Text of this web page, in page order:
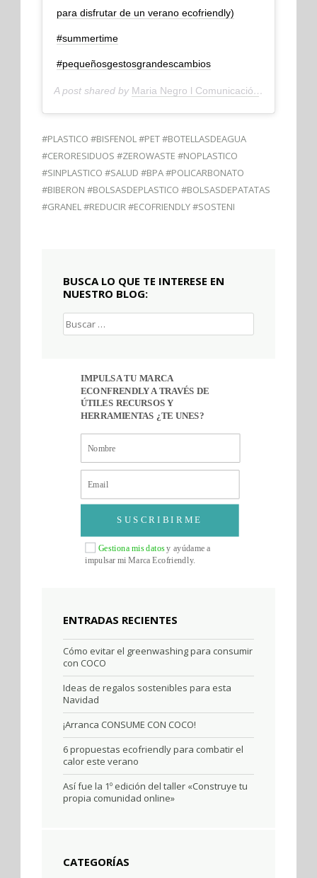
para disfrutar de un verano ecofriendly)
#summertime
#pequeñosgestosgrandescambios
A post shared by Maria Negro l Comunicación
#PLASTICO #BISFENOL #PET #BOTELLASDEAGUA
#CERORESIDUOS #ZEROWASTE #NOPLASTICO
#SINPLASTICO #SALUD #BPA #POLICARBONATO
#BIBERON #BOLSASDEPLASTICO #BOLSASDEPATATAS
#GRANEL #REDUCIR #ECOFRIENDLY #SOSTENI
BUSCA LO QUE TE INTERESE EN
NUESTRO BLOG:
Buscar:
IMPULSA TU MARCA
ECONFRENDLY A TRAVÉS DE
ÚTILES RECURSOS Y
HERRAMIENTAS ¿TE UNES?
Gestiona mis datosy ayúdame a
impulsar mi Marca Ecofriendly.
SUSCRIBIRME
ENTRADAS RECIENTES
Cómo evitar el greenwashing para consumir
con COCO
Ideas de regalos sostenibles para esta
Navidad
¡Arranca CONSUME CON COCO!
6 propuestas ecofriendly para combatir el
calor este verano
Así fue la 1º edición del taller «Construye tu
propia comunidad online»
CATEGORÍAS